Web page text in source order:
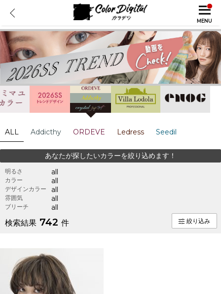
MENU
ALL Addicthy ORDEVE Ledress Seedil
あなたが探したいカラーを絞り込めます！
明るさ all
カラー all
デザインカラー all
雰囲気 all
ブリーチ all
検索結果 742 件 絞り込み